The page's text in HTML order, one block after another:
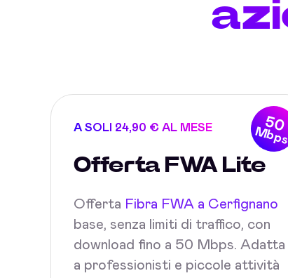
50
A SOLI 24,90 € AL MESE
Offerta FWA Lite
Offerta Fibra FWA a Cerfignano
base, senza limiti di traffico, con
download fino a 50 Mbps. Adatta
a professionisti e piccole attività